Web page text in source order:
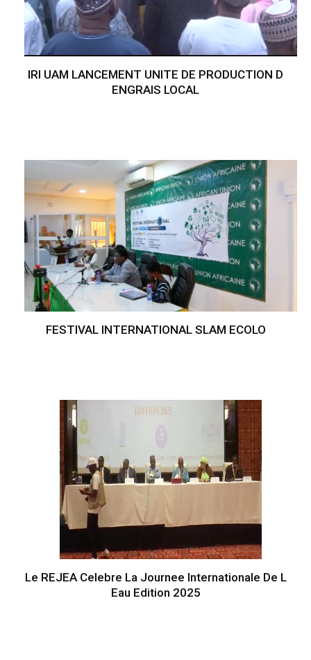
IRI UAM LANCEMENT UNITE DE PRODUCTION D
ENGRAIS LOCAL
FESTIVAL INTERNATIONAL SLAM ECOLO
Le REJEA Celebre La Journee Internationale De L
Eau Edition 2025